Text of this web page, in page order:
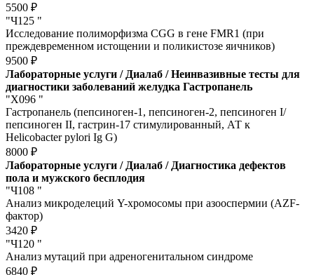
5500 ₽
"Ч125 "
Исследование полиморфизма CGG в гене FMR1 (при
преждевременном истощении и поликистозе яичников)
9500 ₽
Лабораторные услуги / Диалаб / Неинвазивные тесты для
диагностики заболеваний желудка Гастропанель
"Х096 "
Гастропанель (пепсиноген-1, пепсиноген-2, пепсиноген I/
пепсиноген II, гастрин-17 стимулированный, АТ к
Helicobacter pylori Ig G)
8000 ₽
Лабораторные услуги / Диалаб / Диагностика дефектов
пола и мужского бесплодия
"Ч108 "
Анализ микроделеций Y-хромосомы при азооспермии (AZF-
фактор)
3420 ₽
"Ч120 "
Анализ мутаций при адреногенитальном синдроме
6840 ₽